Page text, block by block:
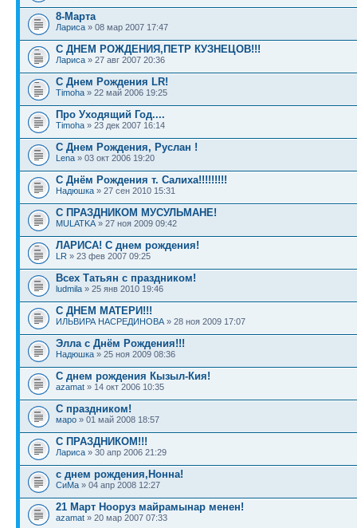
8-Марта
Лариса » 08 мар 2007 17:47
С ДНЕМ РОЖДЕНИЯ,ПЕТР КУЗНЕЦОВ!!!
Лариса » 27 авг 2007 20:36
С Днем Рождения LR!
Timoha » 22 май 2006 19:25
Про Уходящий Год....
Timoha » 23 дек 2007 16:14
С Днем Рождения, Руслан !
Lena » 03 окт 2006 19:20
С Днём Рождения т. Салиха!!!!!!!!!
Надюшка » 27 сен 2010 15:31
С ПРАЗДНИКОМ МУСУЛЬМАНЕ!
MULATKA » 27 ноя 2009 09:42
ЛАРИСА! С днем рождения!
LR » 23 фев 2007 09:25
Всех Татьян с праздником!
ludmila » 25 янв 2010 19:46
С ДНЕМ МАТЕРИ!!!
ИЛЬВИРА НАСРЕДИНОВА » 28 ноя 2009 17:07
Элла с Днём Рождения!!!
Надюшка » 25 ноя 2009 08:36
С днем рождения Кызыл-Кия!
azamat » 14 окт 2006 10:35
С праздником!
маро » 01 май 2008 18:57
С ПРАЗДНИКОМ!!!
Лариса » 30 апр 2006 21:29
с днем рождения,Нонна!
СиМа » 04 апр 2008 12:27
21 Март Нооруз майрамынар менен!
azamat » 20 мар 2007 07:33